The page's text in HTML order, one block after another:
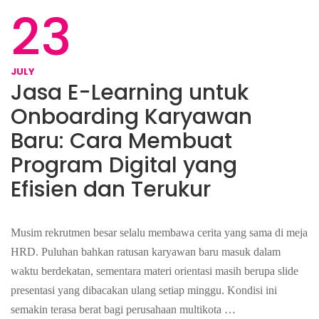
23
JULY
Jasa E-Learning untuk
Onboarding Karyawan
Baru: Cara Membuat
Program Digital yang
Efisien dan Terukur
Musim rekrutmen besar selalu membawa cerita yang sama di meja
HRD. Puluhan bahkan ratusan karyawan baru masuk dalam
waktu berdekatan, sementara materi orientasi masih berupa slide
presentasi yang dibacakan ulang setiap minggu. Kondisi ini
semakin terasa berat bagi perusahaan multikota …